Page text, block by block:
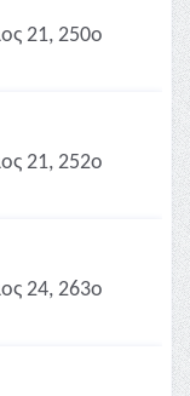
21, 250ο
21, 252ο
24, 263ο